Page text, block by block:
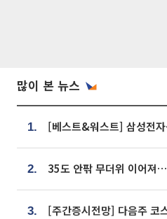
많이 본 뉴스
1.
2.
3.